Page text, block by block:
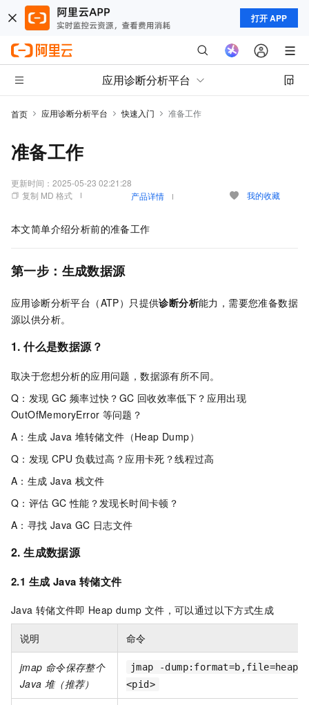
打开 APP
应用诊断分析平台
首页 应用诊断分析平台 快速入门 准备工作
准备工作
更新时间： 2025-05-23 02:21:28
复制 MD 格式
产品详情 我的收藏
本文简单介绍分析前的准备工作
第一步：生成数据源
应用诊断分析平台（ATP）只提供诊断分析能力，需要您准备数据
源以供分析。
1. 什么是数据源？
取决于您想分析的应用问题，数据源有所不同。
Q：发现 GC 频率过快？GC 回收效率低下？应用出现
OutOfMemoryError 等问题？
A：生成 Java 堆转储文件（Heap Dump）
Q：发现 CPU 负载过高？应用卡死？线程过高
A：生成 Java 栈文件
Q：评估 GC 性能？发现长时间卡顿？
A：寻找 Java GC 日志文件
2. 生成数据源
2.1 生成 Java 转储文件
Java 转储文件即 Heap dump 文件，可以通过以下方式生成
说明 命令
jmap 命令保存整个
Java 堆（推荐）
jmap -
<pid>